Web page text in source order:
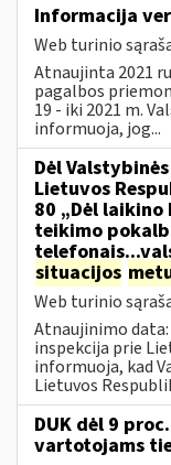
Informacija
Web turinio
Atnaujinta 2021
pagalbos
19 - iki 2021 m.
informuoja, jog...
Dėl Valstybinės
Lietuvos
80 „Dėl
teikimo
situacijos
Web turinio
Atnaujinimo
inspekcija prie
informuoja, kad
Lietuvos
DUK dėl 9
vartotojams